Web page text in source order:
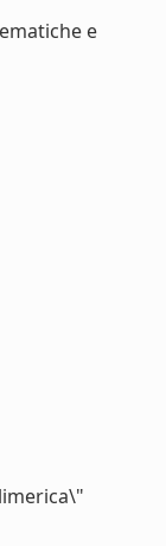
e